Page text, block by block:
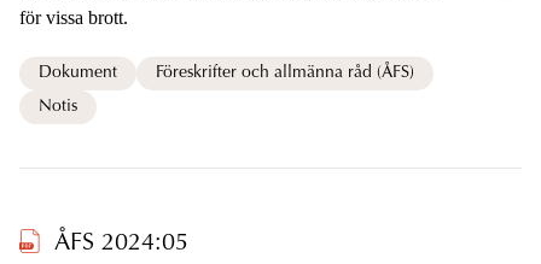
för vissa brott.
Dokument
Föreskrifter och allmänna råd (ÅFS)
Notis
ÅFS 2024:05